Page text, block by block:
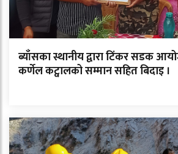
ब्याँसका स्थानीय द्वारा टिंकर सडक
कर्णेल कट्वालको सम्मान सहित बिदाइ ।